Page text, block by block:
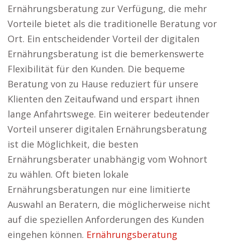
Ernährungsberatung zur Verfügung, die mehr
Vorteile bietet als die traditionelle Beratung vor
Ort. Ein entscheidender Vorteil der digitalen
Ernährungsberatung ist die bemerkenswerte
Flexibilität für den Kunden. Die bequeme
Beratung von zu Hause reduziert für unsere
Klienten den Zeitaufwand und erspart ihnen
lange Anfahrtswege. Ein weiterer bedeutender
Vorteil unserer digitalen Ernährungsberatung
ist die Möglichkeit, die besten
Ernährungsberater unabhängig vom Wohnort
zu wählen. Oft bieten lokale
Ernährungsberatungen nur eine limitierte
Auswahl an Beratern, die möglicherweise nicht
auf die speziellen Anforderungen des Kunden
eingehen können. Ernährungsberatung